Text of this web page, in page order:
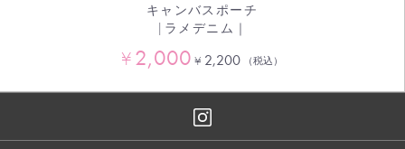
キャンバスポーチ
|ラメデニム｜
¥2,000 ¥ 2,200 （税込）